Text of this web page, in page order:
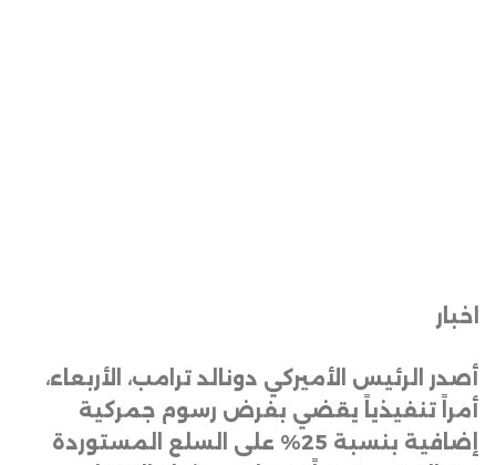
اخبار
أصدر الرئيس الأميركي دونالد ترامب، الأربعاء،
أمراً تنفيذياً يقضي بفرض رسوم جمركية
إضافية بنسبة 25% على السلع المستوردة